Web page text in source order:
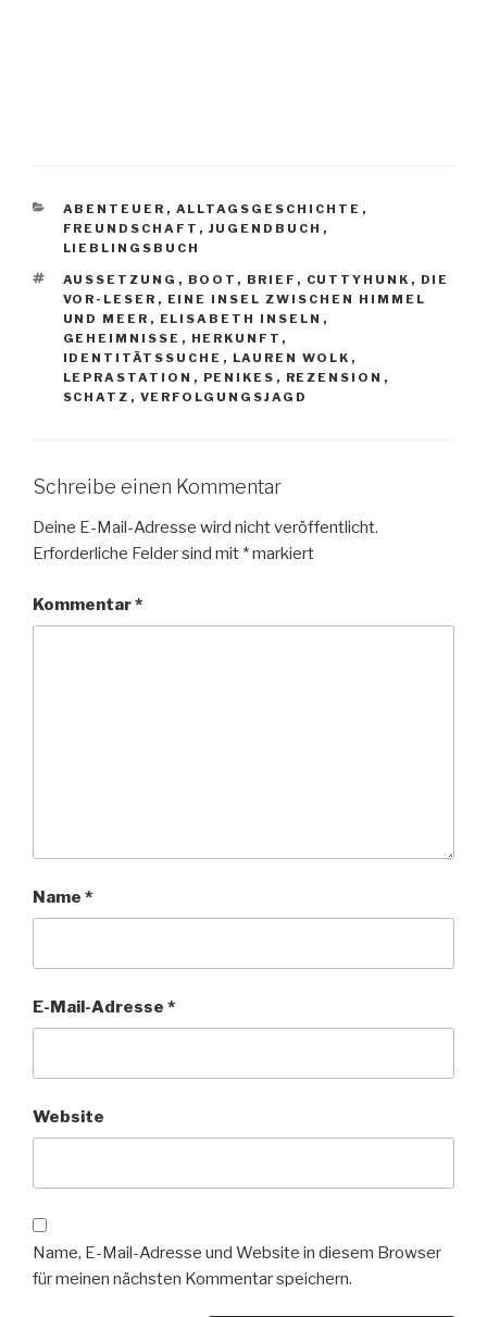
KATEGORIEN
ABENTEUER , ALLTAGSGESCHICHTE ,
FREUNDSCHAFT , JUGENDBUCH ,
LIEBLINGSBUCH
SCHLAGWÖRTER
AUSSETZUNG , BOOT , BRIEF , CUTTYHUNK , DIE
VOR-LESER , EINE INSEL ZWISCHEN HIMMEL
UND MEER , ELISABETH INSELN ,
GEHEIMNISSE , HERKUNFT ,
IDENTITÄTSSUCHE , LAUREN WOLK ,
LEPRASTATION , PENIKES , REZENSION ,
SCHATZ , VERFOLGUNGSJAGD
Schreibe einen Kommentar
Deine E-Mail-Adresse wird nicht veröffentlicht.
Erforderliche Felder sind mit *markiert
Kommentar*
Name *
E-Mail-Adresse *
Website
Name, E-Mail-Adresse und Website in diesem Browser
für meinen nächsten Kommentar speichern.